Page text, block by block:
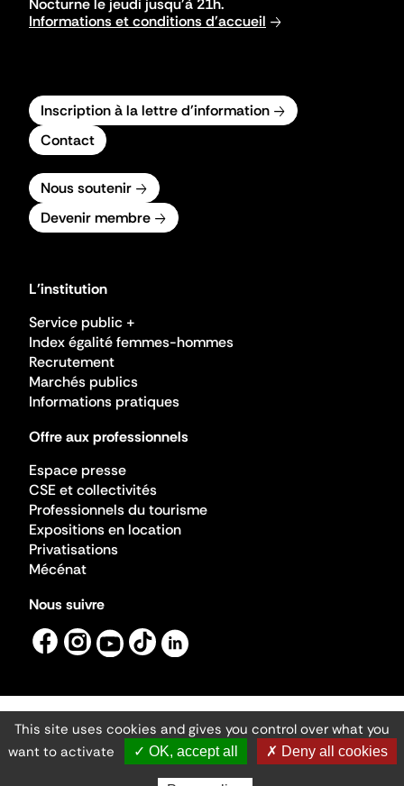
Nocturne le jeudi jusqu'à 21h.
Informations et conditions d'accueil
Inscription à la lettre d'information
Contact
Nous soutenir
Devenir membre
L'institution
Service public +
Index égalité femmes-hommes
Recrutement
Marchés publics
Informations pratiques
Offre aux professionnels
Espace presse
CSE et collectivités
Professionnels du tourisme
Expositions en location
Privatisations
Mécénat
Nous suivre
Mentions légales
Gestion des cookies
Accessibilité numérique
Ministère de la Culture ©2026
- Cité de l'architecture et du patrimoine
This site uses cookies and gives you control over what you
want to activate
✓ OK, accept all ✗ Deny all cookies